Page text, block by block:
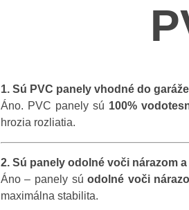
1. Sú PVC panely vhodné do
Áno. PVC panely sú 100%
hrozia rozliatia.
2. Sú panely odolné voči nárazom a
Áno – panely súodolné voči
maximálna stabilita.